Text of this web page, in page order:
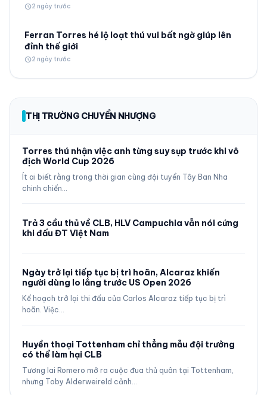
schedule2 ngày trước
Ferran Torres hé lộ loạt thú vui bất ngờ giúp lên
đỉnh thế giới
schedule2 ngày trước
THỊ TRƯỜNG CHUYỂN NHƯỢNG
Torres thú nhận việc anh từng suy sụp trước khi vô
địch World Cup 2026
Ít ai biết rằng trong thời gian cùng đội tuyển Tây Ban Nha
chinh chiến…
Trả 3 cầu thủ về CLB, HLV Campuchia vẫn nói cứng
khi đấu ĐT Việt Nam
Ngày trở lại tiếp tục bị trì hoãn, Alcaraz khiến
người dùng lo lắng trước US Open 2026
Kế hoạch trở lại thi đấu của Carlos Alcaraz tiếp tục bị trì
hoãn. Việc…
Huyền thoại Tottenham chỉ thẳng mẫu đội trưởng
có thể làm hại CLB
Tương lai Romero mở ra cuộc đua thủ quân tại Tottenham,
nhưng Toby Alderweireld cảnh…